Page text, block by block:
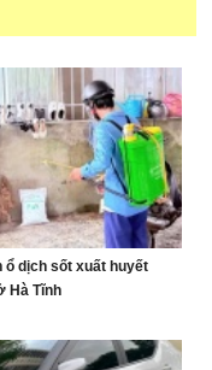
ổ dịch sốt xuất huyết
Hà Tĩnh